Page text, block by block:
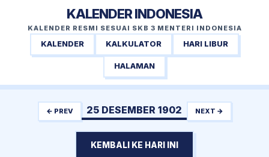
KALENDER INDONESIA
KALENDER RESMI SESUAI SKB 3 MENTERI INDONESIA
KALENDER KALKULATOR HARI LIBUR
HALAMAN
← PREV 25 DESEMBER 1902 NEXT →
KEMBALI KE HARI INI